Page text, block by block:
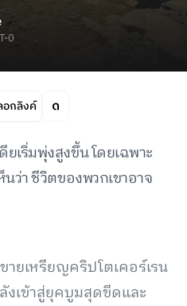
0
กลิงค์
ยเริ่มพุ่งสูงขึ้น โดยเฉพาะ
นว่า ชีวิตของพวกเขาอาจ
ยเหรียญคริปโตเคอร์เรน
งเข้าสู่ยุคบูมสุดขีดและ